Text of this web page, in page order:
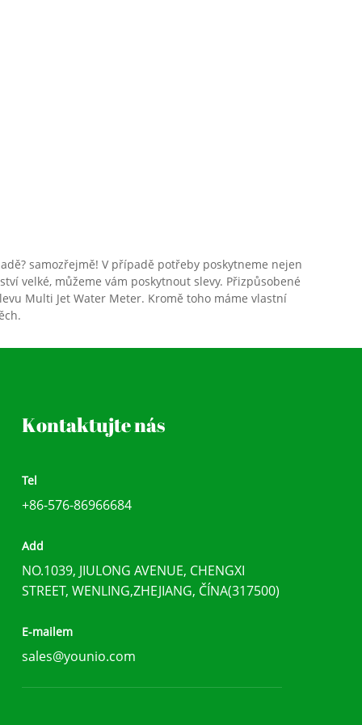
samozřejmě! V případě potřeby poskytneme nejen
velké, můžeme vám poskytnout slevy. Přizpůsobené
Multi Jet Water Meter. Kromě toho máme vlastní
Kontaktujte nás
Tel
+86-576-86966684
Add
NO.1039, JIULONG AVENUE, CHENGXI
STREET, WENLING,ZHEJIANG, ČÍNA(317500)
E-mailem
sales@younio.com